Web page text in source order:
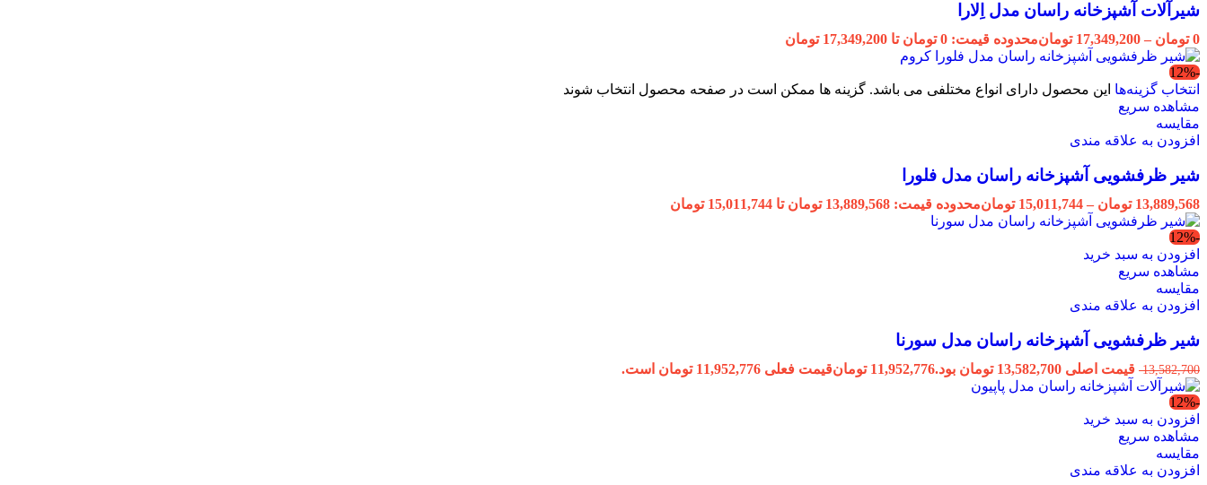
شیرآلات آشپزخانه راسان مدل اِلارا
0 تومان –
17,349,200 تومانمحدوده قیمت: 0 تومان تا 17,349,200 تومان
-12%
انتخاب گزینه‌ها این محصول دارای انواع مختلفی می باشد. گزینه ها ممکن است در صفحه محصول انتخاب شوند
مشاهده سریع
مقایسه
افزودن به علاقه مندی
شیر ظرفشویی آشپزخانه راسان مدل فلورا
13,889,568 تومان –
15,011,744 تومانمحدوده قیمت: 13,889,568 تومان تا 15,011,744 تومان
-12%
افزودن به سبد خرید
مشاهده سریع
مقایسه
افزودن به علاقه مندی
شیر ظرفشویی آشپزخانه راسان مدل سورنا
13,582,700 قیمت اصلی 13,582,700 تومان بود. 11,952,776 تومانقیمت فعلی 11,952,776 تومان است.
-12%
افزودن به سبد خرید
مشاهده سریع
مقایسه
افزودن به علاقه مندی